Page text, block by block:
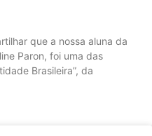
que a nossa aluna da
Paron, foi uma das
Brasileira”, da